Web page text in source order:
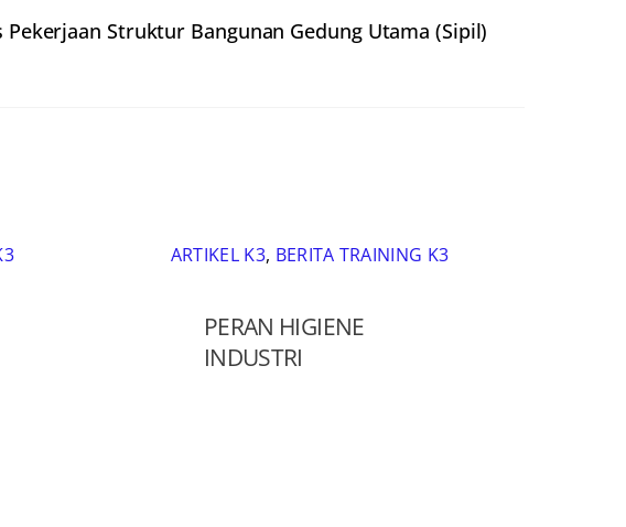
Pekerjaan Struktur Bangunan Gedung Utama (Sipil)
ARTIKEL K3, BERITA TRAINING K3
PERAN HIGIENE
INDUSTRI